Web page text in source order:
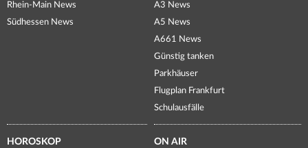
Rhein-Main News
Südhessen News
A3 News
A5 News
A661 News
Günstig tanken
Parkhäuser
Flugplan Frankfurt
Schulausfälle
HOROSKOP ON AIR